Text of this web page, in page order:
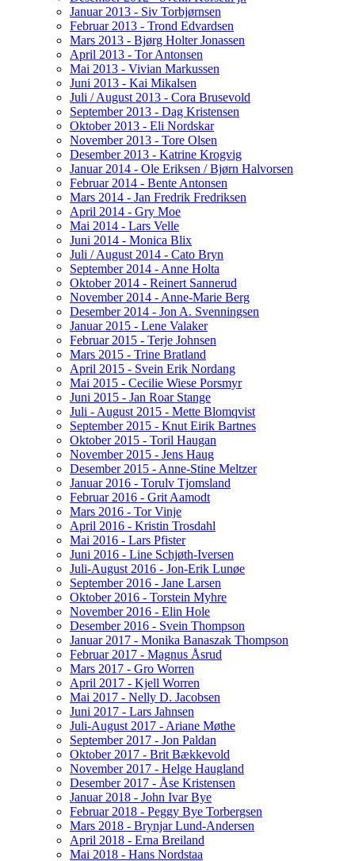
Januar 2013 - Siv Torbjørnsen
Februar 2013 - Trond Edvardsen
Mars 2013 - Bjørg Holter Jonassen
April 2013 - Tor Antonsen
Mai 2013 - Vivian Markussen
Juni 2013 - Kai Mikalsen
Juli / August 2013 - Cora Brusevold
September 2013 - Dag Kristensen
Oktober 2013 - Eli Nordskar
November 2013 - Tore Olsen
Desember 2013 - Katrine Krogvig
Januar 2014 - Ole Eriksen / Bjørn Halvorsen
Februar 2014 - Bente Antonsen
Mars 2014 - Jan Fredrik Fredriksen
April 2014 - Gry Moe
Mai 2014 - Lars Velle
Juni 2014 - Monica Blix
Juli / August 2014 - Cato Bryn
September 2014 - Anne Holta
Oktober 2014 - Reinert Sannerud
November 2014 - Anne-Marie Berg
Desember 2014 - Jon A. Svenningsen
Januar 2015 - Lene Valaker
Februar 2015 - Terje Johnsen
Mars 2015 - Trine Bratland
April 2015 - Svein Erik Nordang
Mai 2015 - Cecilie Wiese Porsmyr
Juni 2015 - Jan Roar Stange
Juli - August 2015 - Mette Blomqvist
September 2015 - Knut Eirik Bartnes
Oktober 2015 - Toril Haugan
November 2015 - Jens Haug
Desember 2015 - Anne-Stine Meltzer
Januar 2016 - Torulv Tjomsland
Februar 2016 - Grit Aamodt
Mars 2016 - Tor Vinje
April 2016 - Kristin Trosdahl
Mai 2016 - Lars Pfister
Juni 2016 - Line Schjøth-Iversen
Juli-August 2016 - Jon-Erik Lunøe
September 2016 - Jane Larsen
Oktober 2016 - Torstein Myhre
November 2016 - Elin Hole
Desember 2016 - Svein Thompson
Januar 2017 - Monika Banaszak Thompson
Februar 2017 - Magnus Åsrud
Mars 2017 - Gro Worren
April 2017 - Kjell Worren
Mai 2017 - Nelly D. Jacobsen
Juni 2017 - Lars Jahnsen
Juli-August 2017 - Ariane Møthe
September 2017 - Jon Paldan
Oktober 2017 - Brit Bækkevold
November 2017 - Helge Haugland
Desember 2017 - Åse Kristensen
Januar 2018 - John Ivar Bye
Februar 2018 - Peggy Bye Torbergsen
Mars 2018 - Brynjar Lund-Andersen
April 2018 - Erna Breiland
Mai 2018 - Hans Nordstaa